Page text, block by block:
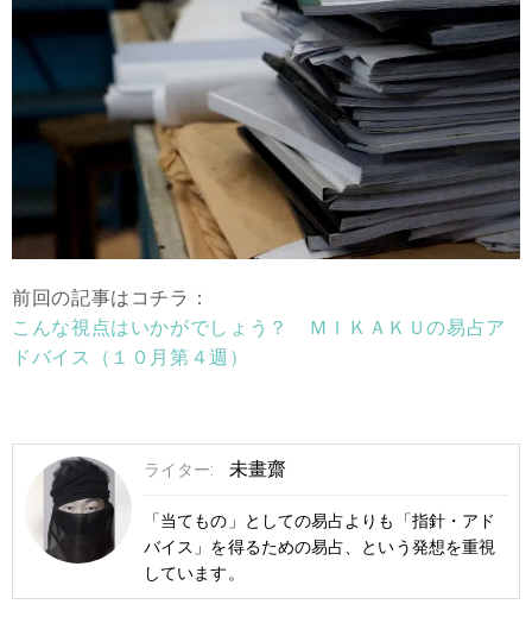
前回の記事はコチラ：
こんな視点はいかがでしょう？ ＭＩＫＡＫＵの易占ア
ドバイス（１０月第４週）
ライター: 未畫齋
「当てもの」としての易占よりも「指針・アド
バイス」を得るための易占、という発想を重視
しています。